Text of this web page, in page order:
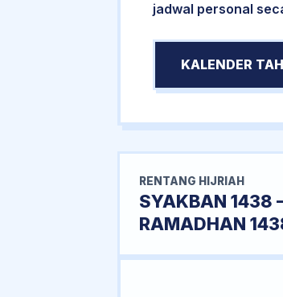
jadwal personal
KALENDER
RENTANG HIJRIAH
SYAKBAN 1438
RAMADHAN